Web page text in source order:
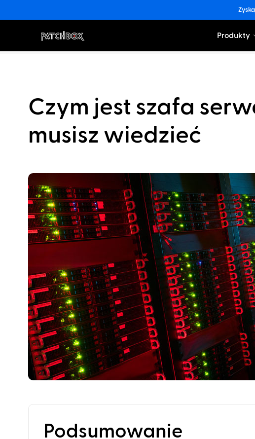
Produkty
Czym jest szafa
musisz wiedzieć
Podsumowanie